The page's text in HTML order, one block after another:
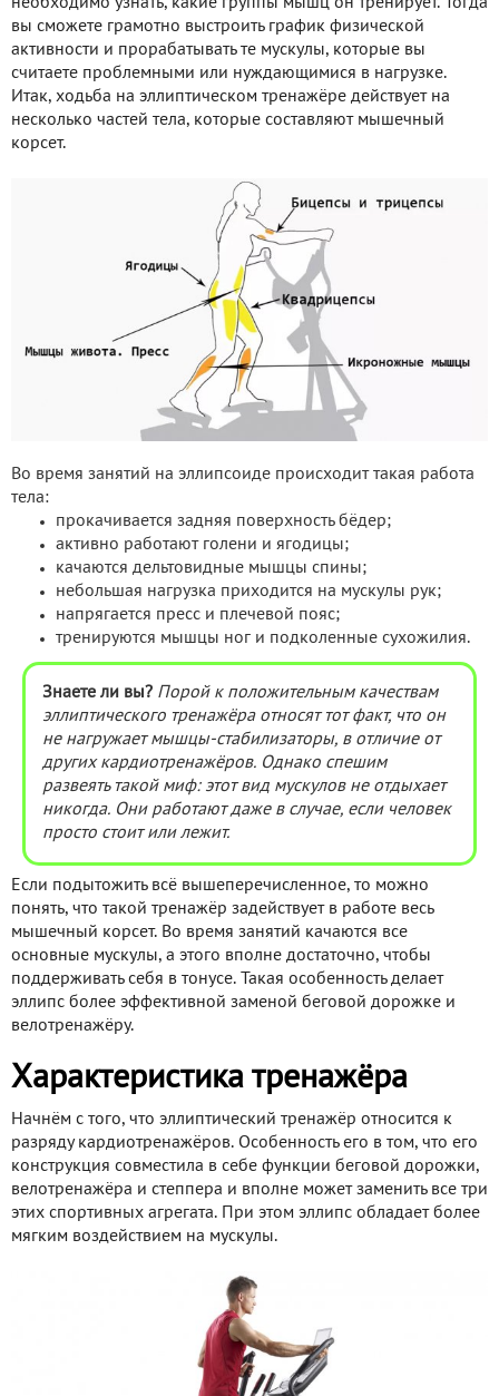
необходимо узнать, какие группы мышц он тренирует. Тогда
вы сможете грамотно выстроить график физической
активности и прорабатывать те мускулы, которые вы
считаете проблемными или нуждающимися в нагрузке.
Итак, ходьба на эллиптическом тренажёре действует на
несколько частей тела, которые составляют мышечный
корсет.
Во время занятий на эллипсоиде происходит такая работа
тела:
прокачивается задняя поверхность бёдер;
активно работают голени и ягодицы;
качаются дельтовидные мышцы спины;
небольшая нагрузка приходится на мускулы рук;
напрягается пресс и плечевой пояс;
тренируются мышцы ног и подколенные сухожилия.
Знаете ли вы? Порой к положительным качествам
эллиптического тренажёра относят тот факт, что он
не нагружает мышцы-стабилизаторы, в отличие от
других кардиотренажёров. Однако спешим
развеять такой миф: этот вид мускулов не отдыхает
никогда. Они работают даже в случае, если человек
просто стоит или лежит.
Если подытожить всё вышеперечисленное, то можно
понять, что такой тренажёр задействует в работе весь
мышечный корсет. Во время занятий качаются все
основные мускулы, а этого вполне достаточно, чтобы
поддерживать себя в тонусе. Такая особенность делает
эллипс более эффективной заменой беговой дорожке и
велотренажёру.
Характеристика тренажёра
Начнём с того, что эллиптический тренажёр относится к
разряду кардиотренажёров. Особенность его в том, что его
конструкция совместила в себе функции беговой дорожки,
велотренажёра и степпера и вполне может заменить все три
этих спортивных агрегата. При этом эллипс обладает более
мягким воздействием на мускулы.